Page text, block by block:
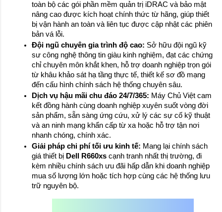
toàn bộ các gói phần mềm quản trị iDRAC và bảo mật
nâng cao được kích hoạt chính thức từ hãng, giúp thiết
bị vận hành an toàn và liên tục được cập nhật các phiên
bản vá lỗi.
Đội ngũ chuyên gia trình độ cao: Sở hữu đội ngũ kỹ
sư công nghệ thông tin giàu kinh nghiệm, đạt các chứng
chỉ chuyên môn khắt khen, hỗ trợ doanh nghiệp trọn gói
từ khâu khảo sát hạ tầng thực tế, thiết kế sơ đồ mạng
đến cấu hình chính sách hệ thống chuyên sâu.
Dịch vụ hậu mãi chu đáo 24/7/365: Máy Chủ Việt cam
kết đồng hành cùng doanh nghiệp xuyên suốt vòng đời
sản phẩm, sẵn sàng ứng cứu, xử lý các sự cố kỹ thuật
và an ninh mạng khẩn cấp từ xa hoặc hỗ trợ tận nơi
nhanh chóng, chính xác.
Giải pháp chi phí tối ưu kinh tế: Mang lại chính sách
giá thiết bị Dell R660xs cạnh tranh nhất thị trường, đi
kèm nhiều chính sách ưu đãi hấp dẫn khi doanh nghiệp
mua số lượng lớn hoặc tích hợp cùng các hệ thống lưu
trữ nguyên bộ.